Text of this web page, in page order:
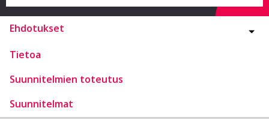
Ehdotukset
Tietoa
Suunnitelmien toteutus
Suunnitelmat